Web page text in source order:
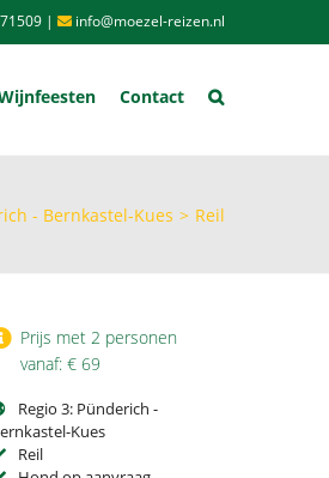
| info@moezel-reizen.nl
Contact
- Bernkastel-Kues > Reil
Prijs met 2 personen
vanaf: € 69
Regio 3: Pünderich -
Kues
Reil